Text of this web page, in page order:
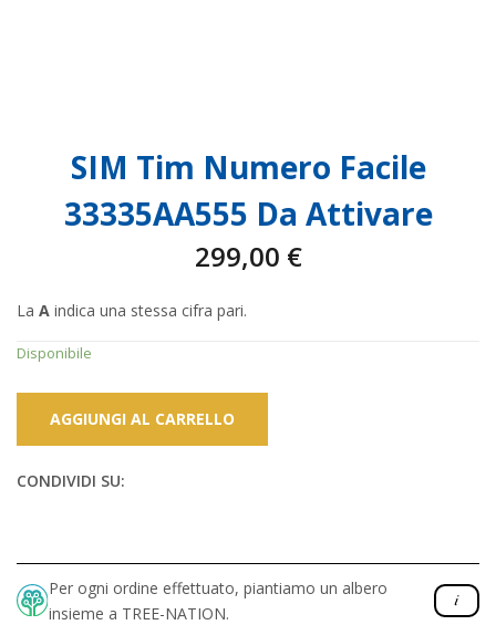
SIM Tim Numero Facile
33335AA555 Da Attivare
299,00 €
La A indica una stessa cifra pari.
Disponibile
AGGIUNGI AL CARRELLO
CONDIVIDI SU:
Per ogni ordine effettuato, piantiamo un albero
insieme a TREE-NATION.